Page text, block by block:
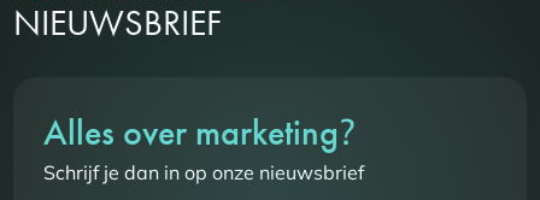
NIEUWSBRIEF
Alles over marketing?
Schrijf je dan in op onze nieuwsbrief